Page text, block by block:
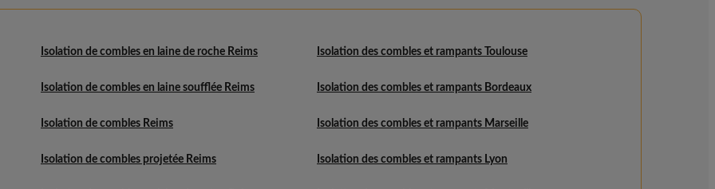
Isolation de combles en laine de roche Reims
Isolation de combles en laine soufflée Reims
Isolation de combles Reims
Isolation de combles projetée Reims
Isolation des combles et rampants Toulouse
Isolation des combles et rampants Bordeaux
Isolation des combles et rampants Marseille
Isolation des combles et rampants Lyon